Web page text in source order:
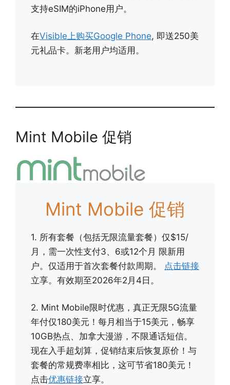
支持eSIM的iPhone用户。
在Visible上购买Google Phone, 即送250美
元礼品卡。新老用户均适用。
Mint Mobile 促销
Mint Mobile 促销
1. 所有套餐（包括无限流量套餐）仅$15/
月，需一次性支付3、6或12个月 限新用
户。仅适用于首次套餐付款周期。 点击链接
立享。有效期至2026年2月4日。
2. Mint Mobile限时优惠，真正无限5G流量
年付仅180美元！每月相当于15美元，畅享
10GB热点、加拿大漫游，不限通话短信。
现在入手超划算，促销结束后恢复原价！与
套餐的常规费率相比，这可节省180美元！
点击优惠链接立享。